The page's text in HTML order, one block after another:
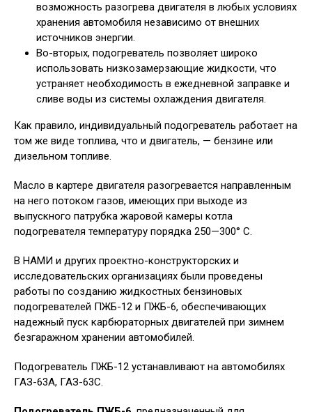
возможность разогрева двигателя в любых условиях
хранения автомобиля независимо от внешних
источников энергии.
Во-вторых, подогреватель позволяет широко
использовать низкозамерзающие жидкости, что
устраняет необходимость в ежедневной заправке и
сливе воды из системы охлаждения двигателя.
Как правило, индивидуальный подогреватель работает на
том же виде топлива, что и двигатель, — бензине или
дизельном топливе.
Масло в картере двигателя разогревается направленным
на него потоком газов, имеющих при выходе из
выпускного патрубка жаровой камеры котла
подогревателя температуру порядка 250—300° С.
В НАМИ и других проектно-конструкторских и
исследовательских организациях были проведены
работы по созданию жидкостных бензиновых
подогревателей ПЖБ-12 и ПЖБ-6, обеспечивающих
надежный пуск карбюраторных двигателей при зимнем
безгаражном хранении автомобилей.
Подогреватель ПЖБ-12 устанавливают на автомобилях
ГАЗ-63А, ГАЗ-63С.